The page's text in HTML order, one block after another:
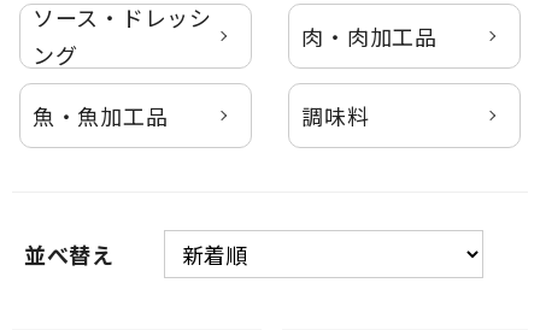
ソース・ドレッシ
ング
肉・肉加工品
魚・魚加工品 調味料
並べ替え